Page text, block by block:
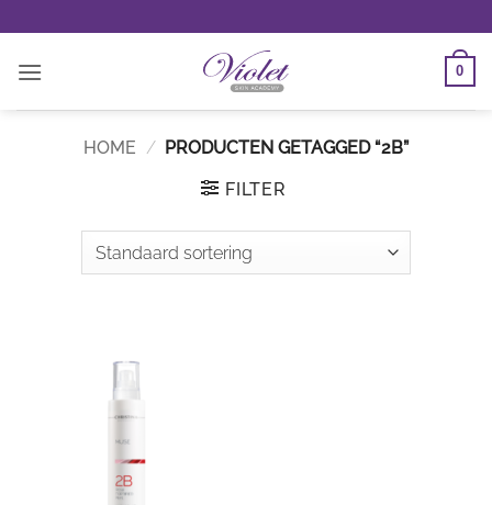
naar
inhoud
0
HOME / PRODUCTEN GETAGGED “2B”
FILTER